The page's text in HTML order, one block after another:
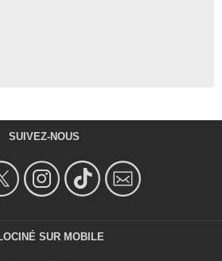
SUIVEZ-NOUS
SUR MOBILE